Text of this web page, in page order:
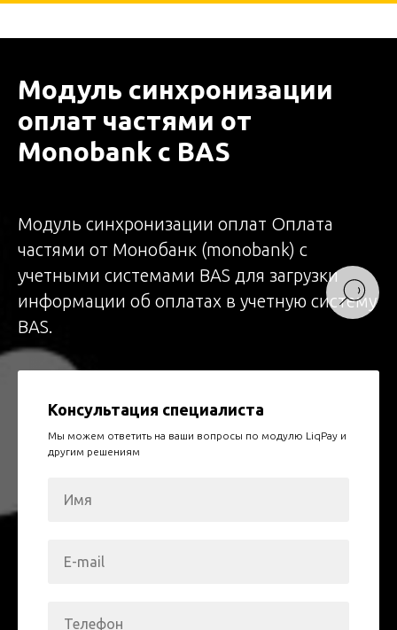
Модуль синхронизации
оплат частями от
Monobank с BAS
Модуль синхронизации оплат Оплата
частями от Монобанк (monobank) с
учетными системами BAS для загрузки
информации об оплатах в учетную систему
BAS.
Консультация специалиста
Мы можем ответить на ваши вопросы по модулю LiqPay и
другим решениям